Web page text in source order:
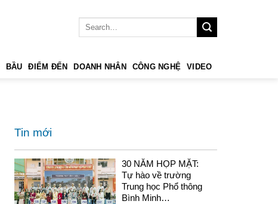
BẦU ĐIỂM ĐẾN DOANH NHÂN CÔNG NGHỆ VIDEO
Tin mới
30 NĂM HỌP MẶT:
Tự hào về trường
Trung học Phổ thông
Bình Minh…